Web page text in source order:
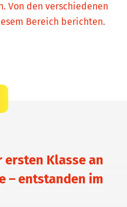
Von den verschiedenen
Bereich berichten.
Klasse an
– entstanden im